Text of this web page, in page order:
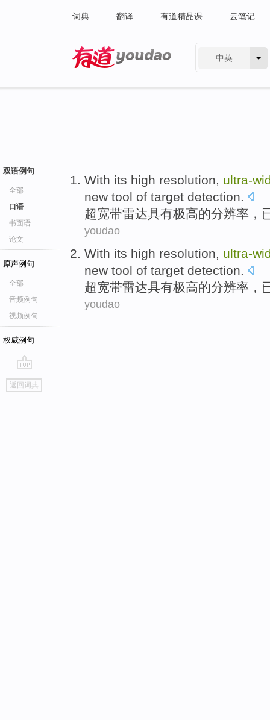
词典 翻译 有道精品课 云笔记
中英
双语例句
全部
口语
书面语
论文
原声例句
全部
音频例句
视频例句
权威例句
go
top
返回词典
With its high resolution, ultra-
new tool of target detection.
超宽带雷达具有极高的分辨率 ，
youdao
With its high resolution, ultra-
new tool of target detection.
超宽带雷达具有极高的分辨率 ，
youdao